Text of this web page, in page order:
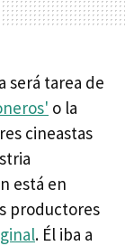
será tarea de
o la
cineastas
está en
productores
. Él iba a